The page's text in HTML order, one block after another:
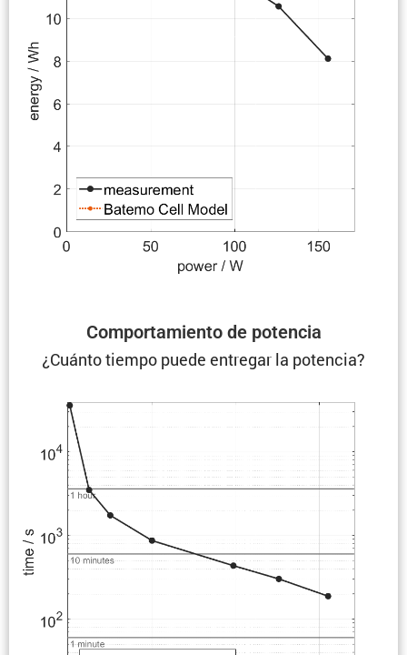
Compor­ta­miento de potencia
¿Cuánto tiempo puede entregar la potencia?